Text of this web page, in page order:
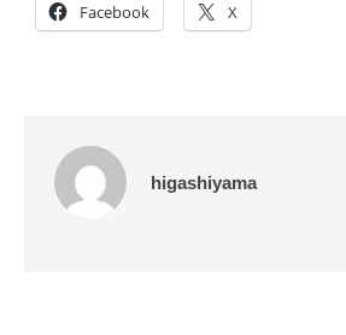
Facebook X
higashiyama